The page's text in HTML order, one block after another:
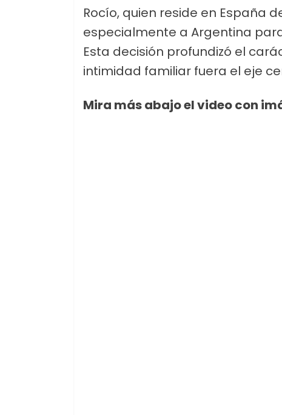
Rocío, quien reside en España
especialmente a Argentina
Esta decisión profundizó el
intimidad familiar fuera el eje
Mira más abajo el video con